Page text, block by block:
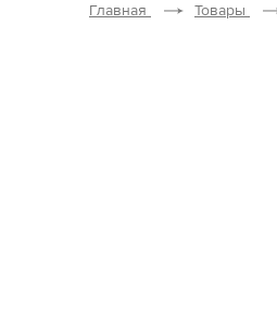
Главная Товары